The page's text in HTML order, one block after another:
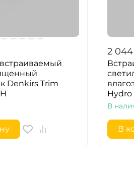
Denkirs Trim
2 044
Hydro
В
В